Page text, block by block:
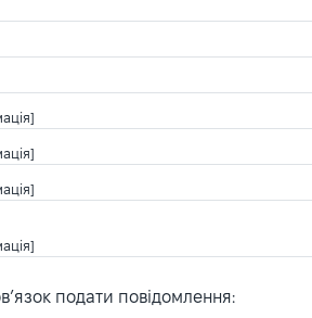
подати повідомлення: